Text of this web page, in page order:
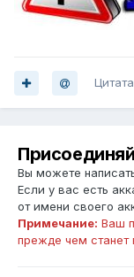
Цитата
Вы можете
Если у вас есть
от имени своего
Примечание: Ваш
прежде чем